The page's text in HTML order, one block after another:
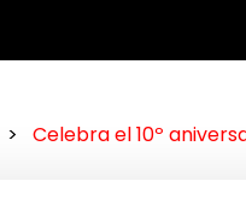
Celebra el 10º